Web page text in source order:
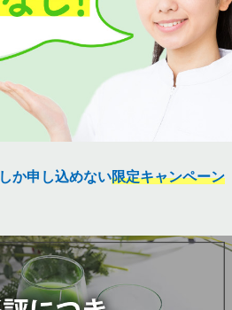
しか申し込めない限定キャンペーン